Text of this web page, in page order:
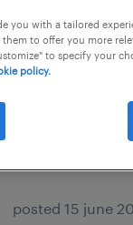
controleur
roche lez
€27,600 -
posted 15 june
you with a tailored
them to offer you more
to specify your
policy.